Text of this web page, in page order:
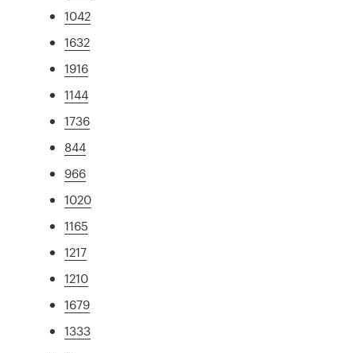
1042
1632
1916
1144
1736
844
966
1020
1165
1217
1210
1679
1333